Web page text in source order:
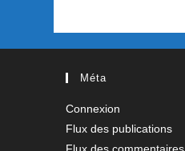
Méta
Connexion
Flux des publications